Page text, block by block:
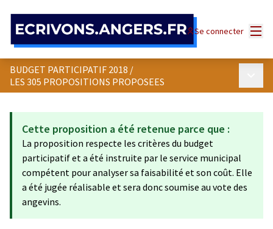
Se connecter
BUDGET PARTICIPATIF 2018 /
LES 305 PROPOSITIONS PROPOSEES
Cette proposition a été retenue parce que :
La proposition respecte les critères du budget
participatif et a été instruite par le service municipal
compétent pour analyser sa faisabilité et son coût. Elle
a été jugée réalisable et sera donc soumise au vote des
angevins.